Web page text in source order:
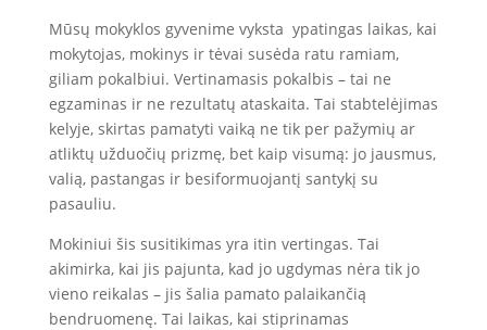
Mūsų mokyklos gyvenime vyksta ypatingas laikas, kai
mokytojas, mokinys ir tėvai susėda ratu ramiam,
giliam pokalbiui. Vertinamasis pokalbis – tai ne
egzaminas ir ne rezultatų ataskaita. Tai stabtelėjimas
kelyje, skirtas pamatyti vaiką ne tik per pažymių ar
atliktų užduočių prizmę, bet kaip visumą: jo jausmus,
valią, pastangas ir besiformuojantį santykį su
pasauliu.
Mokiniui šis susitikimas yra itin vertingas. Tai
akimirka, kai jis pajunta, kad jo ugdymas nėra tik jo
vieno reikalas – jis šalia pamato palaikančią
bendruomenę. Tai laikas, kai stiprinamas